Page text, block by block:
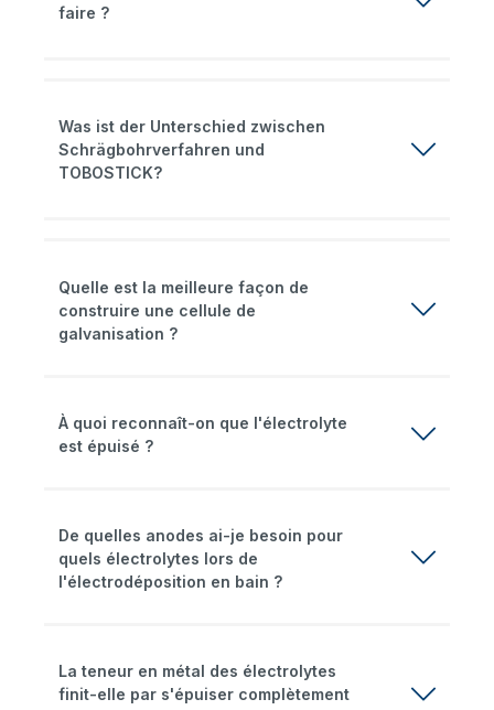
faire ?
Was ist der Unterschied zwischen
Schrägbohrverfahren und
TOBOSTICK?
Quelle est la meilleure façon de
construire une cellule de
galvanisation ?
À quoi reconnaît-on que l'électrolyte
est épuisé ?
De quelles anodes ai-je besoin pour
quels électrolytes lors de
l'électrodéposition en bain ?
La teneur en métal des électrolytes
finit-elle par s'épuiser complètement